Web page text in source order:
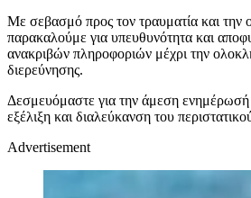
Με σεβασμό προς τον τραυματία και την
παρακαλούμε για υπευθυνότητα και
ανακριβών πληροφοριών μέχρι την
διερεύνησης.
Δεσμευόμαστε για την άμεση
εξέλιξη και διαλεύκανση του
Advertisement